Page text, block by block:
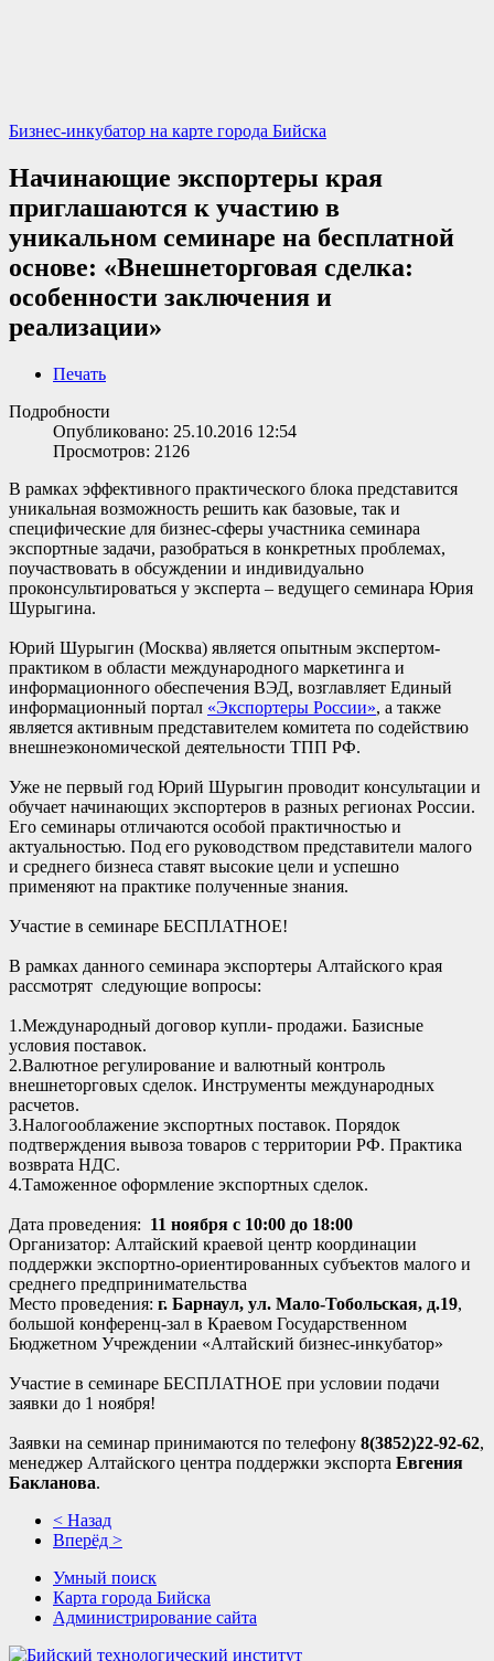
Бизнес-инкубатор на карте города Бийска
Начинающие экспортеры края
приглашаются к участию в
уникальном семинаре на бесплатной
основе: «Внешнеторговая сделка:
особенности заключения и
реализации»
Печать
Подробности
Опубликовано: 25.10.2016 12:54
Просмотров: 2126
В рамках эффективного практического блока представится
уникальная возможность решить как базовые, так и
специфические для бизнес-сферы участника семинара
экспортные задачи, разобраться в конкретных проблемах,
поучаствовать в обсуждении и индивидуально
проконсультироваться у эксперта – ведущего семинара Юрия
Шурыгина.
Юрий Шурыгин (Москва) является опытным экспертом-
практиком в области международного маркетинга и
информационного обеспечения ВЭД, возглавляет Единый
информационный портал «Экспортеры России», а также
является активным представителем комитета по содействию
внешнеэкономической деятельности ТПП РФ.
Уже не первый год Юрий Шурыгин проводит консультации и
обучает начинающих экспортеров в разных регионах России.
Его семинары отличаются особой практичностью и
актуальностью. Под его руководством представители малого
и среднего бизнеса ставят высокие цели и успешно
применяют на практике полученные знания.
Участие в семинаре БЕСПЛАТНОЕ!
В рамках данного семинара экспортеры Алтайского края
рассмотрят следующие вопросы:
1.Международный договор купли- продажи. Базисные
условия поставок.
2.Валютное регулирование и валютный контроль
внешнеторговых сделок. Инструменты международных
расчетов.
3.Налогооблажение экспортных поставок. Порядок
подтверждения вывоза товаров с территории РФ. Практика
возврата НДС.
4.Таможенное оформление экспортных сделок.
Дата проведения: 11 ноября с 10:00 до 18:00
Организатор: Алтайский краевой центр координации
поддержки экспортно-ориентированных субъектов малого и
среднего предпринимательства
Место проведения: г. Барнаул, ул. Мало-Тобольская, д.19,
большой конференц-зал в Краевом Государственном
Бюджетном Учреждении «Алтайский бизнес-инкубатор»
Участие в семинаре БЕСПЛАТНОЕ при условии подачи
заявки до 1 ноября!
Заявки на семинар принимаются по телефону 8(3852)22-92-62,
менеджер Алтайского центра поддержки экспорта Евгения
Бакланова.
< Назад
Вперёд >
Умный поиск
Карта города Бийска
Администрирование сайта